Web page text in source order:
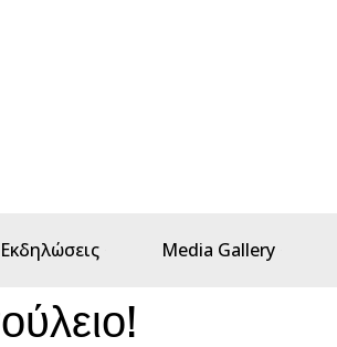
Media Gallery